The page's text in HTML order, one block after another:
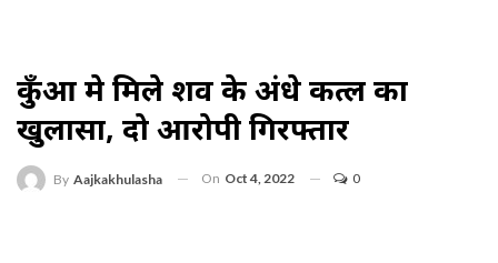
कुँआ मे मिले शव के अंधे कत्ल का
खुलासा, दो आरोपी गिरफ्तार
By Aajkakhulasha On Oct 4, 2022 0